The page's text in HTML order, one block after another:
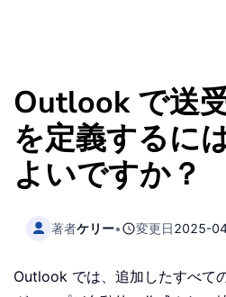
Outlook で送
を定義するに
よいですか？
著者ケリー• 変更日2025-
Outlook では、追加したすべて